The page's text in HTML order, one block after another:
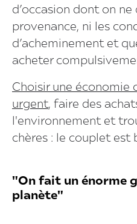
d’occasion dont on ne
provenance, ni les
d’acheminement et
acheter
Choisir une économie
urgent, faire des
l'environnement et
chères : le couplet est
"On fait un énorme
planète"